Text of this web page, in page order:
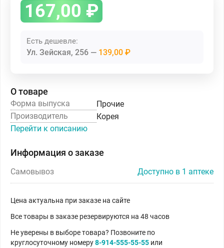
167,00 ₽
Есть дешевле:
Ул. Зейская, 256 139,00 ₽
О товаре
Форма выпуска
Прочие
Производитель
Корея
Перейти к описанию
Информация о заказе
Самовывоз Доступно в 1 аптеке
Цена актуальна при заказе на сайте
Все товары в заказе резервируются на 48 часов
Не уверены в выборе товара? Позвоните по
круглосуточному номеру8-914-555-55-55 или